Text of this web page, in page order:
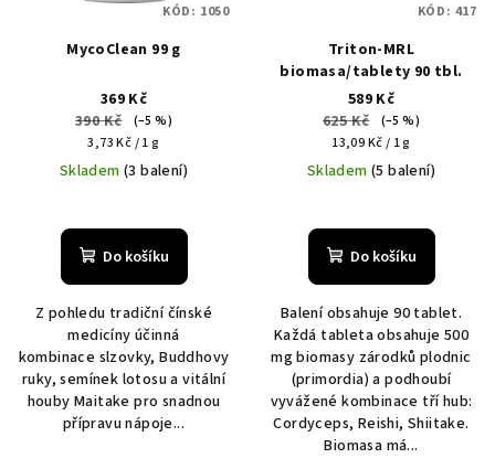
MycoClean 99 g
369 Kč
390 Kč
(–5 %)
Měrná
cena:
3,73 Kč / 1 g
Skladem(3 balení)
Do košíku
Z pohledu tradiční čínské
medicíny účinná
kombinace slzovky, Buddhovy
ruky, semínek lotosu a vitální
houby Maitake pro snadnou
přípravu nápoje...
KÓD: 1050
Triton-MRL
biomasa/tablety 90 tbl.
589 Kč
625 Kč
(–5 %)
Měrná
cena:
13,09 Kč / 1 g
Skladem(5 balení)
hodnocení
produktu
z
5
hvězdiček.
Do košíku
Balení obsahuje 90 tablet.
Každá tableta obsahuje 500
mg biomasy zárodků plodnic
(primordia) a podhoubí
vyvážené kombinace tří hub:
Cordyceps, Reishi, Shiitake.
Biomasa má...
KÓD: 417